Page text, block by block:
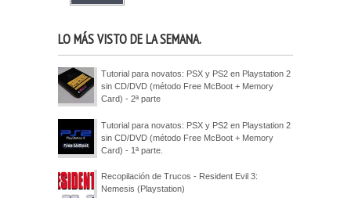
LO MÁS VISTO DE LA SEMANA.
Tutorial para novatos: PSX y PS2 en Playstation 2
sin CD/DVD (método Free McBoot + Memory
Card) - 2ª parte
Tutorial para novatos: PSX y PS2 en Playstation 2
sin CD/DVD (método Free McBoot + Memory
Card) - 1ª parte.
Recopilación de Trucos - Resident Evil 3:
Nemesis (Playstation)